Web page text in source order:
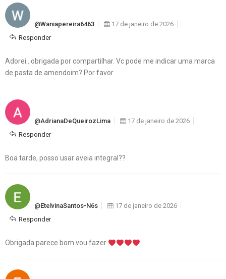
@waniapereira6463
17 de janeiro de 2026
Responder
Adorei…obrigada por compartilhar. Vc pode me indicar uma marca
de pasta de amendoim? Por favor
@AdrianaDeQueirozLima
17 de janeiro de 2026
Responder
Boa tarde, posso usar aveia integral??
@EtelvinaSantos-N6s
17 de janeiro de 2026
Responder
Obrigada parece bom vou fazer